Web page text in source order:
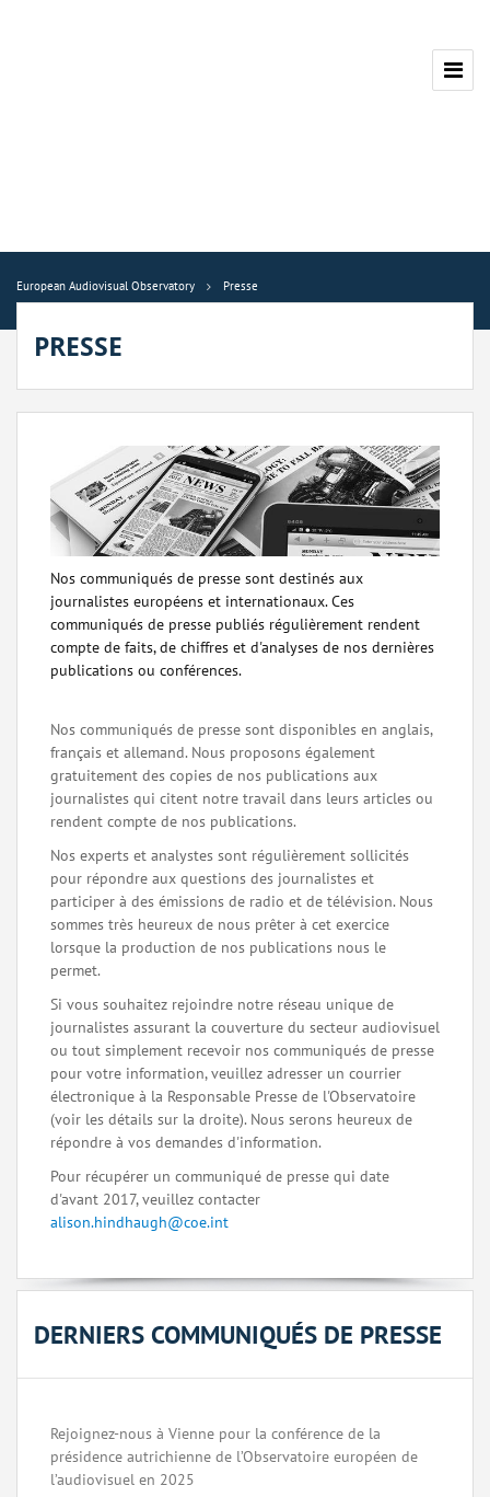
European Audiovisual Observatory Presse
PRESSE
Nos communiqués de presse sont destinés aux
journalistes européens et internationaux. Ces
communiqués de presse publiés régulièrement rendent
compte de faits, de chiffres et d'analyses de nos dernières
publications ou conférences.
Nos communiqués de presse sont disponibles en anglais,
français et allemand. Nous proposons également
gratuitement des copies de nos publications aux
journalistes qui citent notre travail dans leurs articles ou
rendent compte de nos publications.
Nos experts et analystes sont régulièrement sollicités
pour répondre aux questions des journalistes et
participer à des émissions de radio et de télévision. Nous
sommes très heureux de nous prêter à cet exercice
lorsque la production de nos publications nous le
permet.
Si vous souhaitez rejoindre notre réseau unique de
journalistes assurant la couverture du secteur audiovisuel
ou tout simplement recevoir nos communiqués de presse
pour votre information, veuillez adresser un courrier
électronique à la Responsable Presse de l'Observatoire
(voir les détails sur la droite). Nous serons heureux de
répondre à vos demandes d'information.
Pour récupérer un communiqué de presse qui date
d'avant 2017, veuillez contacter
alison.hindhaugh@coe.int
DERNIERS COMMUNIQUÉS DE PRESSE
Rejoignez-nous à Vienne pour la conférence de la
présidence autrichienne de l’Observatoire européen de
l’audiovisuel en 2025